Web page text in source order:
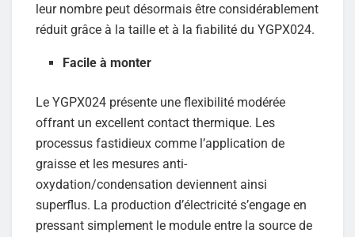
leur nombre peut désormais être considérablement
réduit grâce à la taille et à la fiabilité du YGPX024.
Facile à monter
Le YGPX024 présente une flexibilité modérée
offrant un excellent contact thermique. Les
processus fastidieux comme l’application de
graisse et les mesures anti-
oxydation/condensation deviennent ainsi
superflus. La production d’électricité s’engage en
pressant simplement le module entre la source de